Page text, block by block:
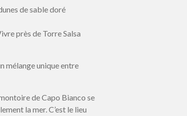
de sable doré
près de Torre Salsa
mélange unique entre
de Capo Bianco se
la mer. C’est le lieu